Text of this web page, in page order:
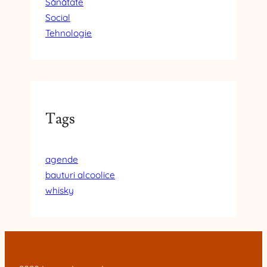
Sănătate
Social
Tehnologie
Tags
agende
bauturi alcoolice
whisky